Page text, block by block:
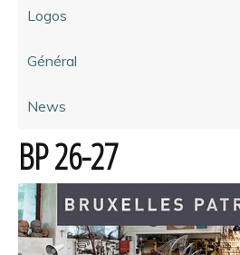
Logos
Général
News
BP 26-27